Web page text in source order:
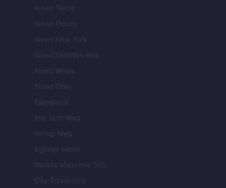
Newz Texas
Newz Florida
Newz New York
Newz Pennsylvania
Newz Illinois
Newz Ohio
Gameland
Hig Tech Mag
Scoop Mag
Lgbtqia News
Motors Magazine 365
Day Travel 365